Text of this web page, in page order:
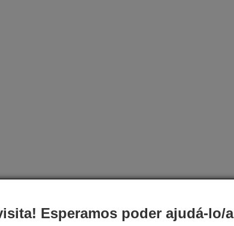
Esperamos poder ajudá-lo/a